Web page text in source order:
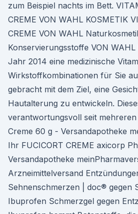
zum Beispiel nachts im Bett.
CREME VON WAHL KOSMETIK
CREME VON WAHL
Konservierungsstoffe VON WAHL
Jahr 2014 eine medizinische
Wirkstoffkombinationen für Sie
gebracht mit dem Ziel, eine
Hautalterung zu entwickeln.
verantwortungsvoll seit
Creme 60 g - Versandapotheke
Ihr FUCICORT CREME axicorp
Versandapotheke
Arzneimittelversand
Sehnenschmerzen | doc® gegen
Ibuprofen Schmerzgel gegen